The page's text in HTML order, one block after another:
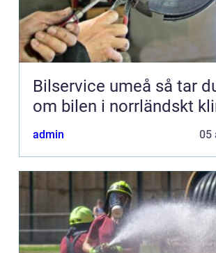
Bilservice umeå så tar du hand
om bilen i norrländskt
admin 05